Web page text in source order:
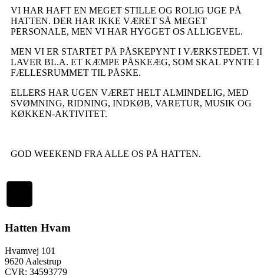
VI HAR HAFT EN MEGET STILLE OG ROLIG UGE PÅ
HATTEN. DER HAR IKKE VÆRET SÅ MEGET
PERSONALE, MEN VI HAR HYGGET OS ALLIGEVEL.
MEN VI ER STARTET PÅ PÅSKEPYNT I VÆRKSTEDET. VI
LAVER BL.A. ET KÆMPE PÅSKEÆG, SOM SKAL PYNTE I
FÆLLESRUMMET TIL PÅSKE.
ELLERS HAR UGEN VÆRET HELT ALMINDELIG, MED
SVØMNING, RIDNING, INDKØB, VARETUR, MUSIK OG
KØKKEN-AKTIVITET.
GOD WEEKEND FRA ALLE OS PÅ HATTEN.
Hatten Hvam
Hvamvej 101
9620 Aalestrup
CVR: 34593779